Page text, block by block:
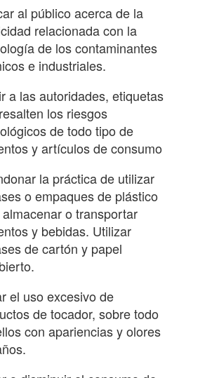
al público acerca de la
relacionada con la
de los contaminantes
e industriales.
a las autoridades, etiquetas
los riesgos
de todo tipo de
y artículos de consumo
la práctica de utilizar
o empaques de plástico
o transportar
y bebidas. Utilizar
de cartón y papel
el uso excesivo de
de tocador, sobre todo
con apariencias y olores